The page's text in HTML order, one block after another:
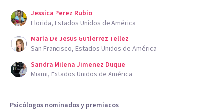
Jessica Perez Rubio
Florida, Estados Unidos de América
Maria De Jesus Gutierrez Tellez
San Francisco, Estados Unidos de América
Sandra Milena Jimenez Duque
Miami, Estados Unidos de América
Psicólogos nominados y premiados